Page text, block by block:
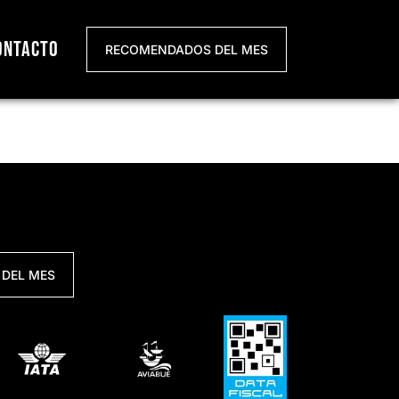
RECOMENDADOS DEL MES
MES